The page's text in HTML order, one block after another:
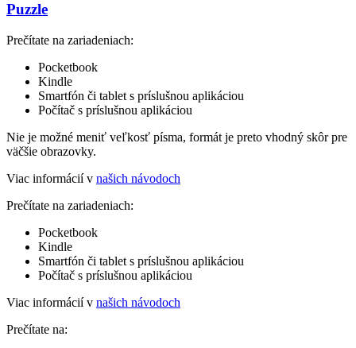
Puzzle
Prečítate na zariadeniach:
Pocketbook
Kindle
Smartfón či tablet s príslušnou aplikáciou
Počítač s príslušnou aplikáciou
Nie je možné meniť veľkosť písma, formát je preto vhodný skôr pre
väčšie obrazovky.
Viac informácií v našich návodoch
Prečítate na zariadeniach:
Pocketbook
Kindle
Smartfón či tablet s príslušnou aplikáciou
Počítač s príslušnou aplikáciou
Viac informácií v našich návodoch
Prečítate na: